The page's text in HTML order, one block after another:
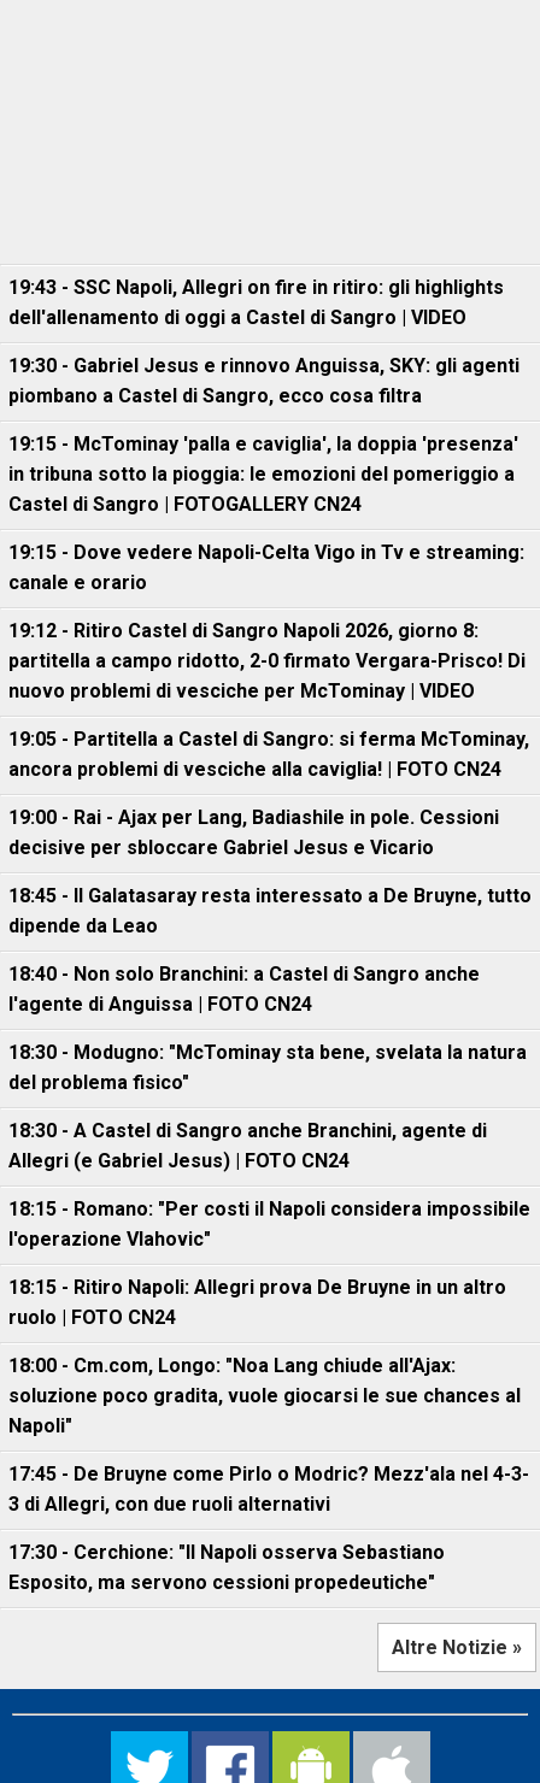
19:43 - SSC Napoli, Allegri on fire in ritiro: gli highlights
dell'allenamento di oggi a Castel di Sangro | VIDEO
19:30 - Gabriel Jesus e rinnovo Anguissa, SKY: gli agenti
piombano a Castel di Sangro, ecco cosa filtra
19:15 - McTominay 'palla e caviglia', la doppia 'presenza'
in tribuna sotto la pioggia: le emozioni del pomeriggio a
Castel di Sangro | FOTOGALLERY CN24
19:15 - Dove vedere Napoli-Celta Vigo in Tv e streaming:
canale e orario
19:12 - Ritiro Castel di Sangro Napoli 2026, giorno 8:
partitella a campo ridotto, 2-0 firmato Vergara-Prisco! Di
nuovo problemi di vesciche per McTominay | VIDEO
19:05 - Partitella a Castel di Sangro: si ferma McTominay,
ancora problemi di vesciche alla caviglia! | FOTO CN24
19:00 - Rai - Ajax per Lang, Badiashile in pole. Cessioni
decisive per sbloccare Gabriel Jesus e Vicario
18:45 - Il Galatasaray resta interessato a De Bruyne, tutto
dipende da Leao
18:40 - Non solo Branchini: a Castel di Sangro anche
l'agente di Anguissa | FOTO CN24
18:30 - Modugno: "McTominay sta bene, svelata la natura
del problema fisico"
18:30 - A Castel di Sangro anche Branchini, agente di
Allegri (e Gabriel Jesus) | FOTO CN24
18:15 - Romano: "Per costi il Napoli considera impossibile
l'operazione Vlahovic"
18:15 - Ritiro Napoli: Allegri prova De Bruyne in un altro
ruolo | FOTO CN24
18:00 - Cm.com, Longo: "Noa Lang chiude all'Ajax:
soluzione poco gradita, vuole giocarsi le sue chances al
Napoli"
17:45 - De Bruyne come Pirlo o Modric? Mezz'ala nel 4-3-
3 di Allegri, con due ruoli alternativi
17:30 - Cerchione: "Il Napoli osserva Sebastiano
Esposito, ma servono cessioni propedeutiche"
Altre Notizie »